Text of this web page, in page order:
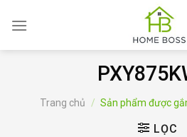
Trang chủ / Sản phẩm được
LỌC